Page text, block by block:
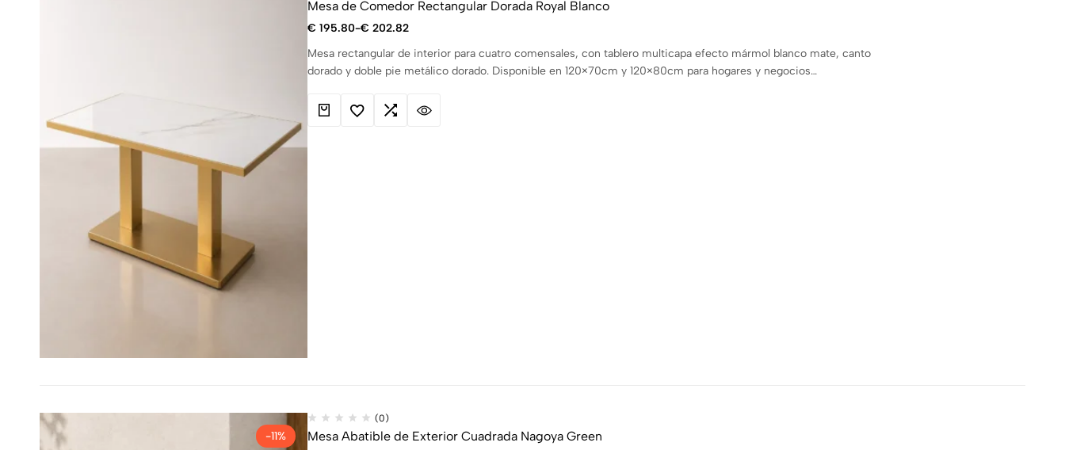
Mesa de Comedor Rectangular Dorada Royal Blanco
€ 195.80-€ 202.82
Mesa rectangular de interior para cuatro comensales, con tablero multicapa efecto mármol blanco mate, canto
dorado y doble pie metálico dorado. Disponible en 120×70cm y 120×80cm para hogares y negocios…
-11%
(0)
Mesa Abatible de Exterior Cuadrada Nagoya Green